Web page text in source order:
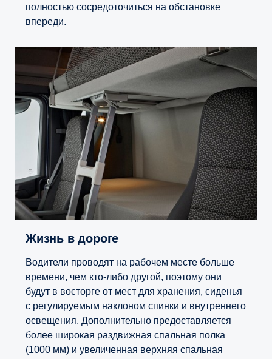
полностью сосредоточиться на обстановке
впереди.
Жизнь в дороге
Водители проводят на рабочем месте больше
времени, чем кто-либо другой, поэтому они
будут в восторге от мест для хранения, сиденья
с регулируемым наклоном спинки и внутреннего
освещения. Дополнительно предоставляется
более широкая раздвижная спальная полка
(1000 мм) и увеличенная верхняя спальная